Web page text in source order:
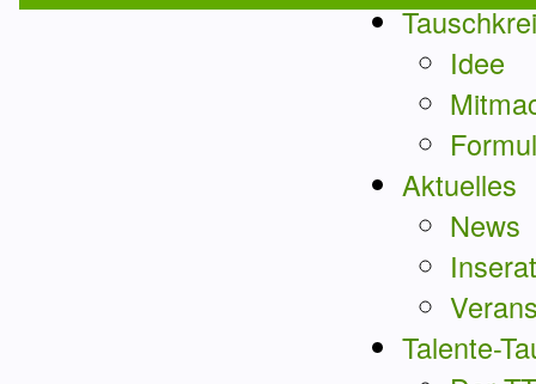
Idee
Aktuelles
News
Talente-